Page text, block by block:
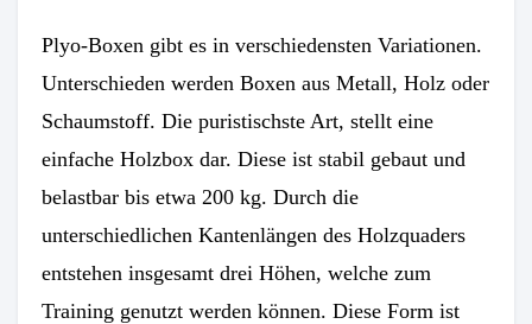
Plyo-Boxen gibt es in verschiedensten Variationen.
Unterschieden werden Boxen aus Metall, Holz oder
Schaumstoff. Die puristischste Art, stellt eine
einfache Holzbox dar. Diese ist stabil gebaut und
belastbar bis etwa 200 kg. Durch die
unterschiedlichen Kantenlängen des Holzquaders
entstehen insgesamt drei Höhen, welche zum
Training genutzt werden können. Diese Form ist